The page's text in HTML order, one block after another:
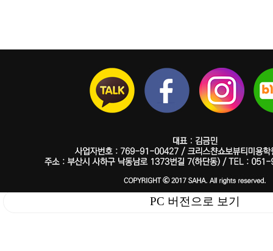
PC 버전으로 보기